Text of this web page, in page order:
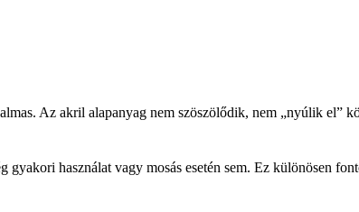
Az akril alapanyag nem szöszölődik, nem „nyúlik el”
használat vagy mosás esetén sem. Ez különösen